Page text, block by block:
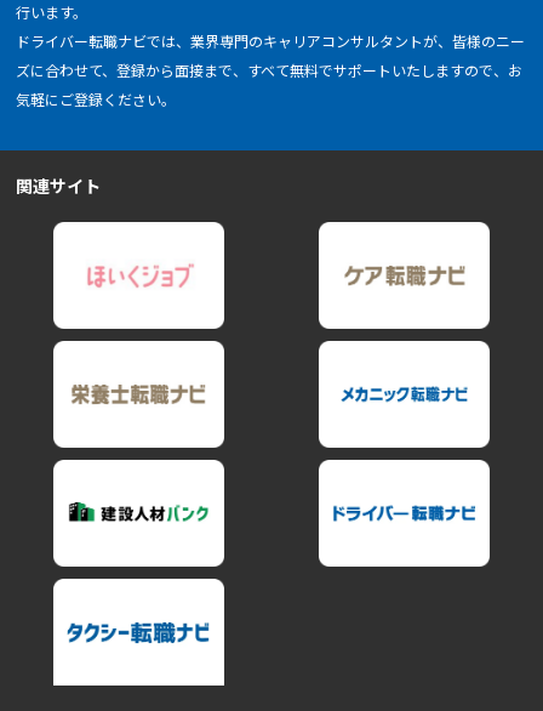
行います。
ドライバー転職ナビでは、業界専門のキャリアコンサルタントが、皆様のニー
ズに合わせて、登録から面接まで、すべて無料でサポートいたしますので、お
気軽にご登録ください。
関連サイト